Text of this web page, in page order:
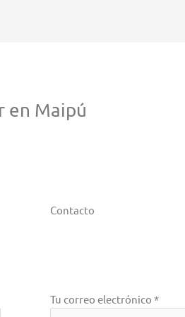
en Maipú
Contacto
Tu correo electrónico *